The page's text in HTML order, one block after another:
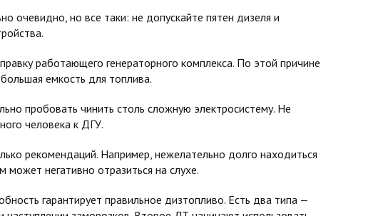
очевидно, но все таки: не допускайте пятен дизеля и
работающего генераторного комплекса. По этой причине
емкость для топлива.
пробовать чинить столь сложную электросистему. Не
человека к ДГУ.
рекомендаций. Например, нежелательно долго находиться
может негативно отразиться на слухе.
гарантирует правильное дизтопливо. Есть два типа —